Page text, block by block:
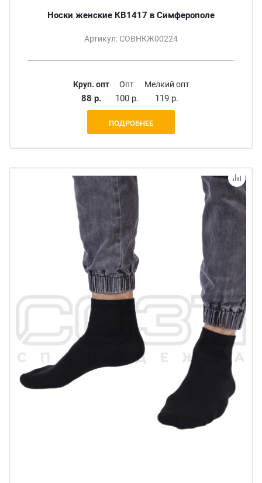
Носки женские КВ1417 в Симферополе
Артикул: СОВНКЖ00224
Круп. опт
88 р.
Опт
100 р.
Мелкий опт
119 р.
ПОДРОБНЕЕ